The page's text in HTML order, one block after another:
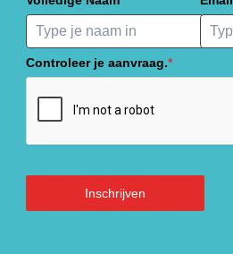
Controleer je aanvraag.*
Inschrijven